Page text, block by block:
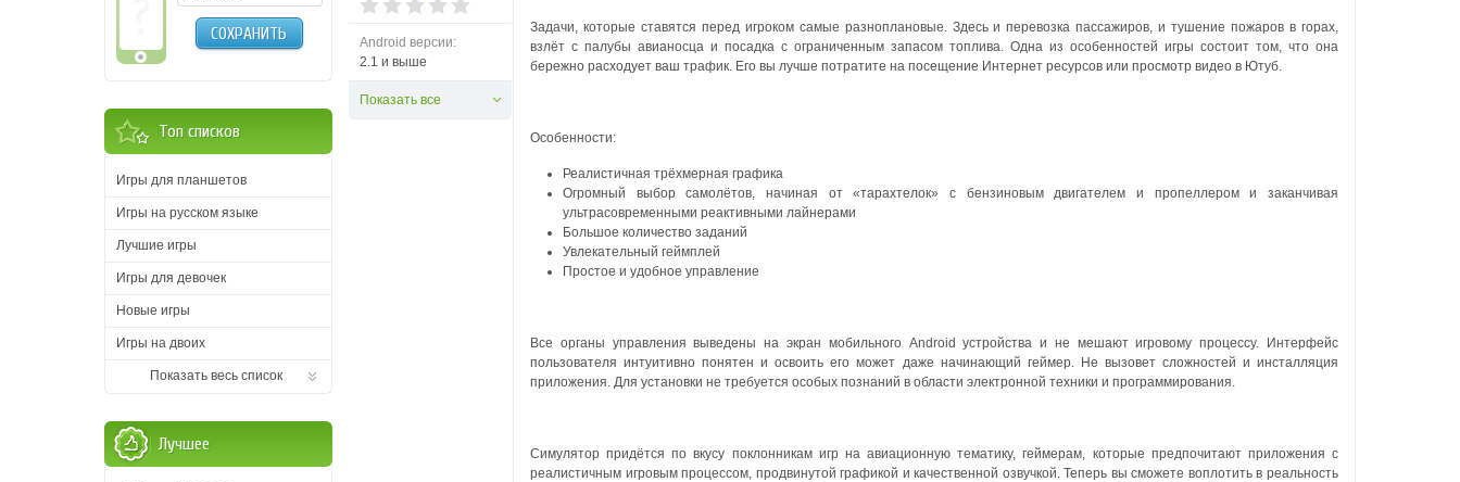
Android версии:
2.1 и выше
Показать все
Задачи, которые ставятся перед игроком самые разноплановые. Здесь и перевозка пассажиров, и тушение пожаров в горах,
взлёт с палубы авианосца и посадка с ограниченным запасом топлива. Одна из особенностей игры состоит том, что она
бережно расходует ваш трафик. Его вы лучше потратите на посещение Интернет ресурсов или просмотр видео в Ютуб.
Особенности:
Реалистичная трёхмерная графика
Огромный выбор самолётов, начиная от «тарахтелок» с бензиновым двигателем и пропеллером и заканчивая
ультрасовременными реактивными лайнерами
Большое количество заданий
Увлекательный геймплей
Простое и удобное управление
Все органы управления выведены на экран мобильного Android устройства и не мешают игровому процессу. Интерфейс
пользователя интуитивно понятен и освоить его может даже начинающий геймер. Не вызовет сложностей и инсталляция
приложения. Для установки не требуется особых познаний в области электронной техники и программирования.
Симулятор придётся по вкусу поклонникам игр на авиационную тематику, геймерам, которые предпочитают приложения с
реалистичным игровым процессом, продвинутой графикой и качественной озвучкой. Теперь вы сможете воплотить в реальность
СОХРАНИТЬ
Топ списков
Игры для планшетов
Игры на русском языке
Лучшие игры
Игры для девочек
Новые игры
Игры на двоих
Показать весь список
Лучшее